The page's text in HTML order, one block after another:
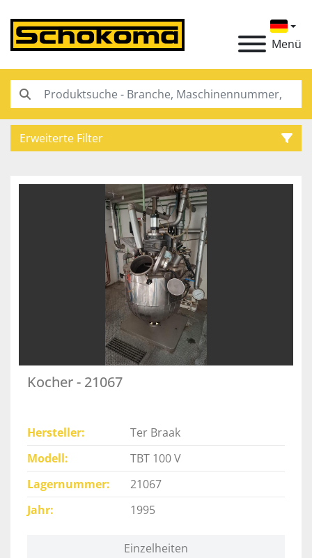
Menü
Erweiterte Filter
Kocher - 21067
Hersteller
Ter Braak
Modell
TBT 100 V
Lagernummer
21067
Jahr
1995
Einzelheiten